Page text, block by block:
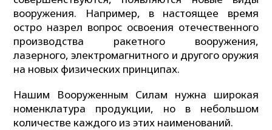
вооружения. Например, в настоящее время
остро назрел вопрос освоения отечественного
производства ракетного вооружения,
лазерного, электромагнитного и другого оружия
на новых физических принципах.
Нашим Вооруженным Силам нужна широкая
номенклатура продукции, но в небольшом
количестве каждого из этих наименований.